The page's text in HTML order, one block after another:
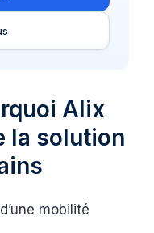
Alix
la solution
mobilité